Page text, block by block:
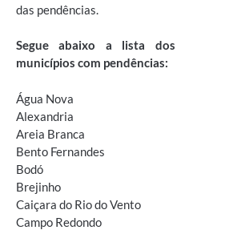
das pendências.
Segue abaixo a lista dos
municípios com pendências:
Água Nova
Alexandria
Areia Branca
Bento Fernandes
Bodó
Brejinho
Caiçara do Rio do Vento
Campo Redondo